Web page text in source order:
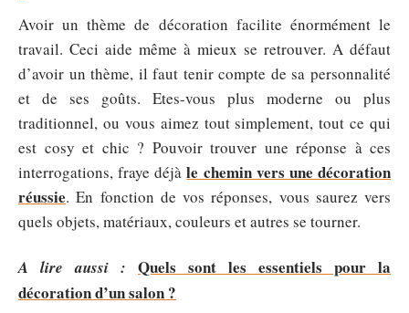
Avoir un thème de décoration facilite énormément le
travail. Ceci aide même à mieux se retrouver. A défaut
d’avoir un thème, il faut tenir compte de sa personnalité
et de ses goûts. Etes-vous plus moderne ou plus
traditionnel, ou vous aimez tout simplement, tout ce qui
est cosy et chic ? Pouvoir trouver une réponse à ces
interrogations, fraye déjàle chemin vers une décoration
réussie. En fonction de vos réponses, vous saurez vers
quels objets, matériaux, couleurs et autres se tourner.
A lire aussi : Quels sont les essentiels pour la
décoration d’un salon ?